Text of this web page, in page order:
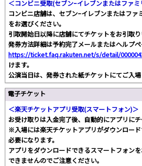
＜コンビニ受取(セブンｰイレブンまたはファ
コンビニ店舗は、セブンｰイレブンまたはファ
をお選びください。
引取開始日以降に店舗にてチケットをお引取り
発券方法詳細は予約完了メールまたはヘルプ
https://ticket.faq.rakuten.net/s/detail/
けます。
公演当日は、発券された紙チケットにてご入場
電子チケット
＜楽天チケットアプリ受取(スマートフォン)＞
お受け取りは入金完了後、自動的にアプリにチ
※入場には楽天チケットアプリがダウンロー
必要になります。
アプリをダウンロードできるスマートフォン
できませんのでご注意ください。